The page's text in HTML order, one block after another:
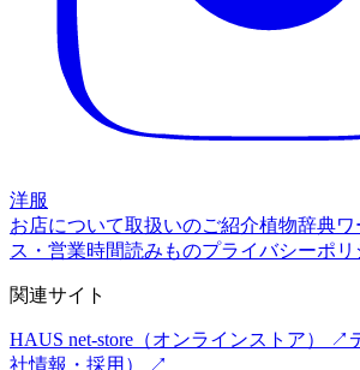
洋服
お店について取扱いのご紹介植物辞典
ス・営業時間読みものプライバシーポリ
関連サイト
HAUS net-store （オンラインストア） ↗
社情報・採用） ↗